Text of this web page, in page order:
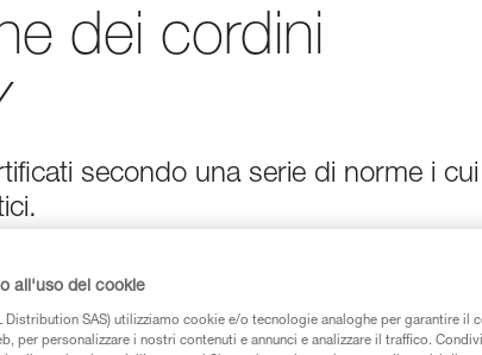
dei cordini
secondo una serie di norme i cui
dei prodotti utilizzati in questo consiglio prima di
all'uso dei cookie
Distribution SAS) utilizziamo cookie e/o tecnologie analoghe per garantire il
per personalizzare i nostri contenuti e annunci e analizzare il traffico.